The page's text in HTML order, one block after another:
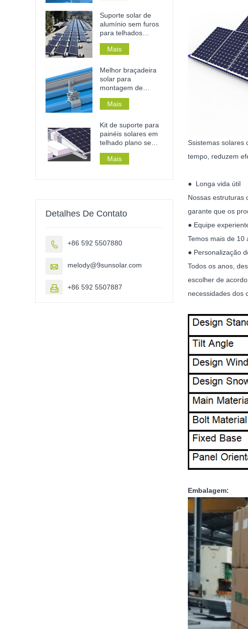
Ssistemas solares
tempo, reduzem
● Longa vida útil
Nossas estruturas
garante que os
● Equipe
Temos mais de 10
● Personalização
Todos os anos,
escolher de
necessidades dos
Embalagem:
ferramentas para
telhados e trilhos
metálicos.
Suporte solar de
alumínio sem furos
para telhados
planos de concreto,
ideal para
estabelecimentos
comerciais.
Mais
Melhor braçadeira
solar para
montagem de
painéis solares em
telhados de zinco
encaixe.
Mais
Kit de suporte para
painéis solares em
telhado plano sem
perfuração para
telhado de lastro
Mais
Detalhes De Contato
 +86 592 5507880
 melody@9sunsolar.com
 +86 592 5507887